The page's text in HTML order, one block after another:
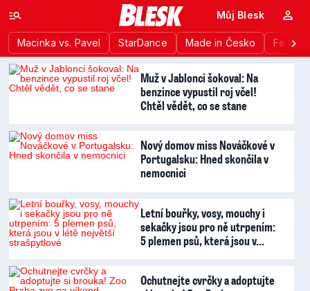
Macinka vs. Pavel StarDance Made in Česko
Můj Blesk
Muž v Jablonci šokoval: Na
benzince vypustil roj včel!
Chtěl vědět, co se stane
Nový domov miss Nováčkové v
Portugalsku: Hned skončila v
nemocnici
Letní bouřky, vosy, mouchy i
sekačky jsou pro ně utrpením:
5 plemen psů, která jsou v…
Ochutnejte cvrčky a adoptujte